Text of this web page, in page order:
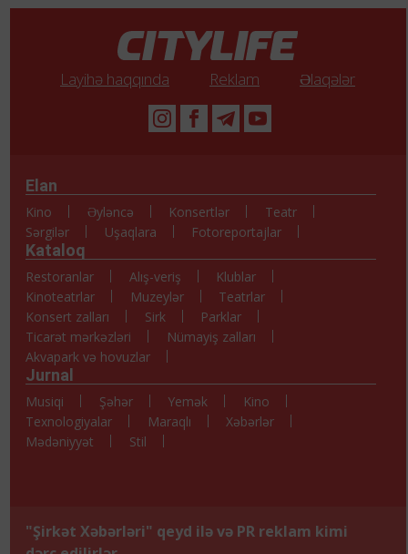
Layihə haqqında Reklam Əlaqələr
Elan
Kino Əyləncə Konsertlər
Teatr
Sərgilər
Uşaqlara Fotoreportajlar
Kataloq
Restoranlar Alış-veriş
Klublar
Kinoteatrlar
Muzeylər
Teatrlar
Konsert zalları
Sirk
Parklar
Ticarət mərkəzləri
Nümayiş zalları
Akvapark və hovuzlar
Jurnal
Musiqi Şəhər Yemək
Kino
Texnologiyalar
Maraqlı
Xəbərlər
Mədəniyyət
Stil
"Şirkət Xəbərləri" qeyd ilə və PR reklam kimi